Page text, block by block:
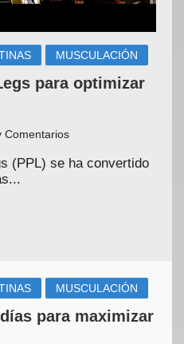
MUSCULACIÓN
para optimizar
Comentarios
(PPL) se ha convertido
MUSCULACIÓN
para maximizar